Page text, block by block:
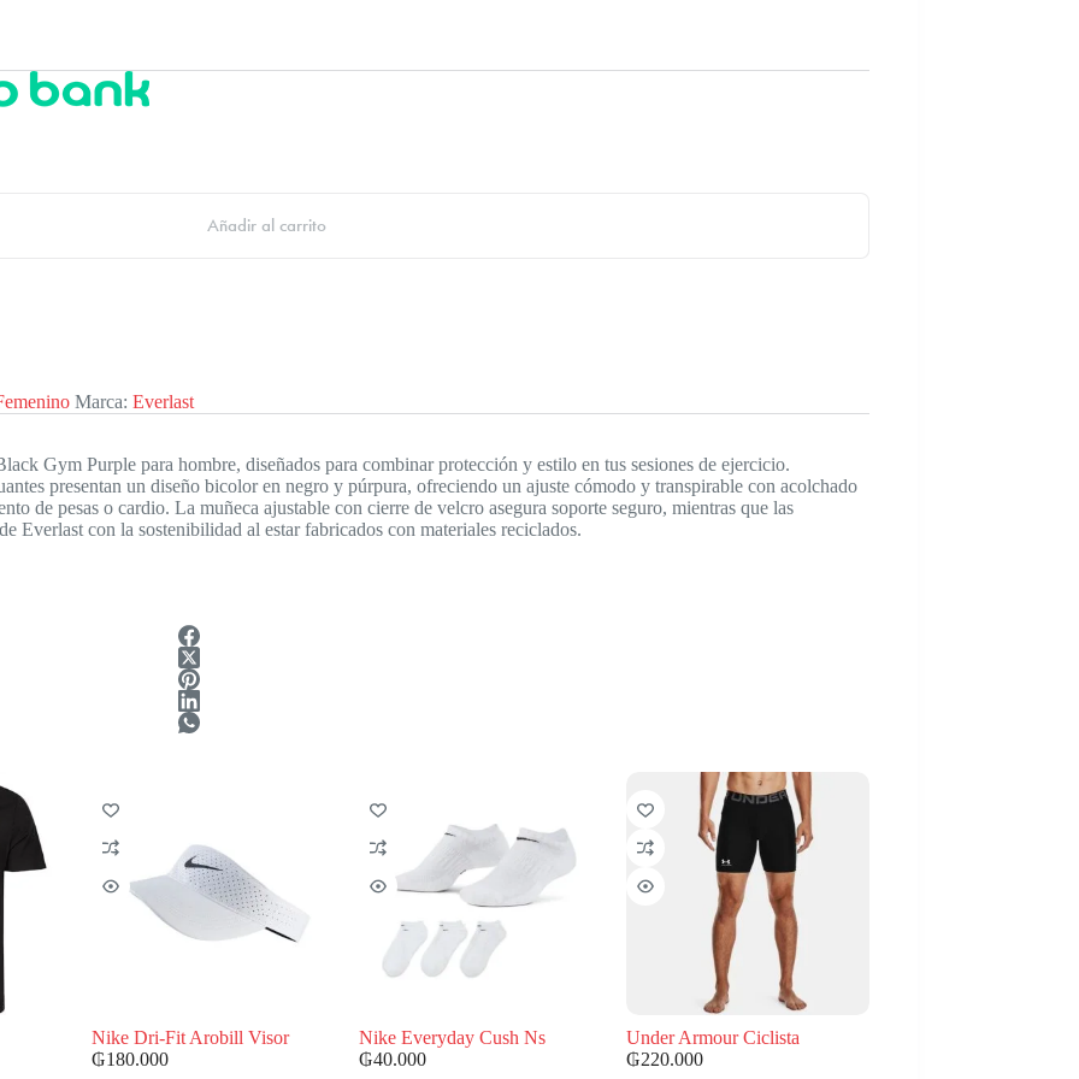
Añadir al carrito
Marca: Everlast
Gym Purple para hombre, diseñados para combinar protección y estilo en tus sesiones de ejercicio.
presentan un diseño bicolor en negro y púrpura, ofreciendo un ajuste cómodo y transpirable con acolchado
de pesas o cardio. La muñeca ajustable con cierre de velcro asegura soporte seguro, mientras que las
Everlast con la sostenibilidad al estar fabricados con materiales reciclados.
Nike Dri-Fit Arobill Visor
₲180.000
Nike Everyday Cush Ns
₲40.000
Under Armour Ciclista
₲220.000